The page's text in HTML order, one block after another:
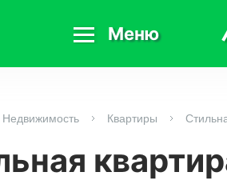
Меню
Недвижимость Квартиры